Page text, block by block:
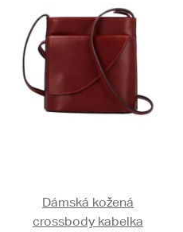
Dámská kožená
crossbody kabelka